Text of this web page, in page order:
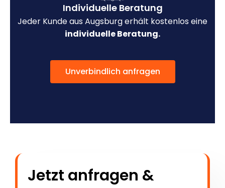
Individuelle Beratung
Jeder Kunde aus Augsburg erhält kostenlos eine
individuelle Beratung.
Unverbindlich anfragen
Jetzt anfragen &